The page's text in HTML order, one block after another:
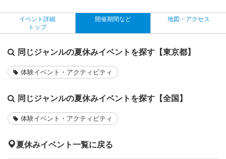
イベント詳細
トップ
開催期間など 地図・アクセス
同じジャンルの夏休みイベントを探す【東京都】
体験イベント・アクティビティ
同じジャンルの夏休みイベントを探す【全国】
体験イベント・アクティビティ
夏休みイベント一覧に戻る